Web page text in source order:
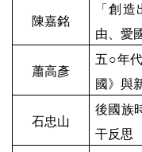
陳嘉銘
「創
由、愛
蕭高彥
五○年
國》與
石忠山
後國族
干反思